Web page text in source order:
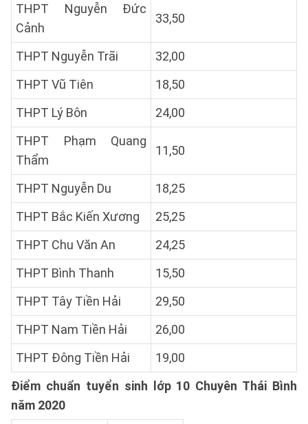
THPT Nguyễn Đức
Cảnh
33,50
THPT Nguyễn Trãi
32,00
THPT Vũ Tiên
18,50
THPT Lý Bôn
24,00
THPT Phạm Quang
Thẩm
11,50
THPT Nguyễn Du
18,25
THPT Bắc Kiến Xương
25,25
THPT Chu Văn An
24,25
THPT Bình Thanh
15,50
THPT Tây Tiền Hải
29,50
THPT Nam Tiền Hải
26,00
THPT Đông Tiền Hải
19,00
Điểm chuẩn tuyển sinh lớp 10 Chuyên Thái Bình
năm 2020